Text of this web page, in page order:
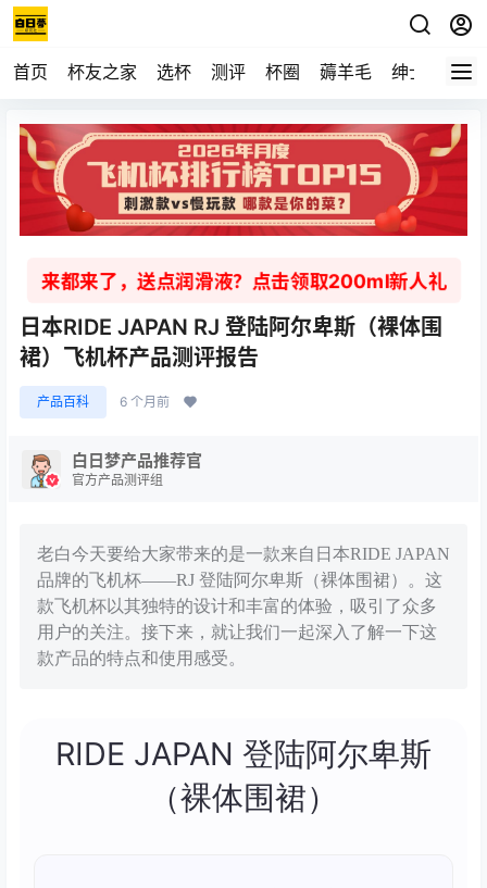
首页 杯友之家 选杯 测评 杯圈 薅羊毛 绅士 视频
来都来了，送点润滑液？点击领取200ml新人礼
日本RIDE JAPAN RJ 登陆阿尔卑斯（裸体围
裙）飞机杯产品测评报告
产品百科 6 个月前
白日梦产品推荐官
官方产品测评组
老白今天要给大家带来的是一款来自日本RIDE JAPAN
品牌的飞机杯——RJ 登陆阿尔卑斯（裸体围裙）。这
款飞机杯以其独特的设计和丰富的体验，吸引了众多
用户的关注。接下来，就让我们一起深入了解一下这
款产品的特点和使用感受。
RIDE JAPAN 登陆阿尔卑斯
（裸体围裙）